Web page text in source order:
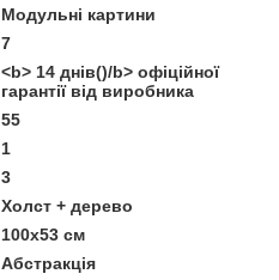
Модульні картини
7
<b> 14 днів()/b> офіційної
гарантії від виробника
55
1
3
Холст + дерево
100x53 см
Абстракція